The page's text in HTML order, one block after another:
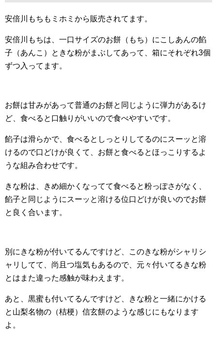
安倍川もちもミホミから販売されてます。
安倍川もちは、一口サイズのお餅（もち）にこしあんの餡
子（あんこ）ときな粉がまぶしてあって、箱にそれぞれ3個
ずつ入ってます。
お餅は甘みがあって普通のお餅と同じように弾力があるけ
ど、食べると口触りがいいので食べやすいです。
餡子は滑らかで、食べるとしっとりしてるのにスーッと溶
けるので口どけが良くて、お餅と食べるとほっこりするよ
うな組み合わせです。
きな粉は、きめ細かくなってて食べると粉っぽさがなく、
餡子と同じようにスーッと溶ける位口どけが良いのでお餅
と良く合います。
別にきな粉が付いてるんですけど、このきな粉がシャリシ
ャリしてて、尚且つ塩気もあるので、元々付いてるきな粉
とはまた違った感触が味わえます。
あと、黒蜜も付いてるんですけど、きな粉と一緒にかける
と山梨名物の（桔梗）信玄餅のような感じにもなります
よ。